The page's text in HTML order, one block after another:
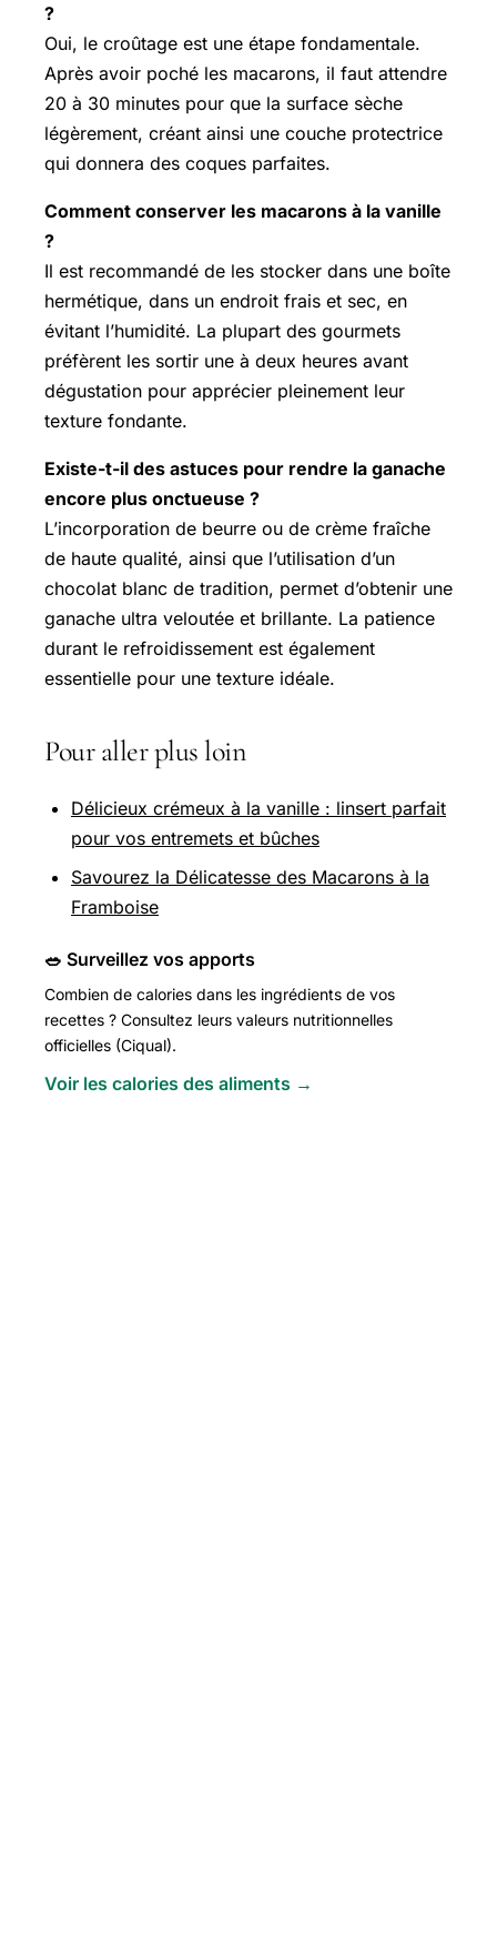
?
Oui, le croûtage est une étape fondamentale.
Après avoir poché les macarons, il faut attendre
20 à 30 minutes pour que la surface sèche
légèrement, créant ainsi une couche protectrice
qui donnera des coques parfaites.
Comment conserver les macarons à la vanille
?
Il est recommandé de les stocker dans une boîte
hermétique, dans un endroit frais et sec, en
évitant l’humidité. La plupart des gourmets
préfèrent les sortir une à deux heures avant
dégustation pour apprécier pleinement leur
texture fondante.
Existe-t-il des astuces pour rendre la ganache
encore plus onctueuse ?
L’incorporation de beurre ou de crème fraîche
de haute qualité, ainsi que l’utilisation d’un
chocolat blanc de tradition, permet d’obtenir une
ganache ultra veloutée et brillante. La patience
durant le refroidissement est également
essentielle pour une texture idéale.
Pour aller plus loin
Délicieux crémeux à la vanille : linsert parfait
pour vos entremets et bûches
Savourez la Délicatesse des Macarons à la
Framboise
🥗 Surveillez vos apports
Combien de calories dans les ingrédients de vos
recettes ? Consultez leurs valeurs nutritionnelles
officielles (Ciqual).
Voir les calories des aliments →